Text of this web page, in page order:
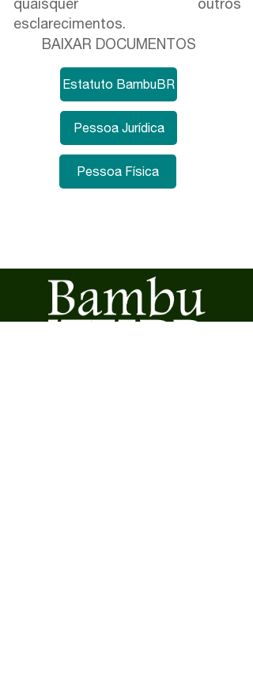
quaisquer outros
esclarecimentos.
BAIXAR DOCUMENTOS
Estatuto BambuBR
Pessoa Jurídica
Pessoa Física